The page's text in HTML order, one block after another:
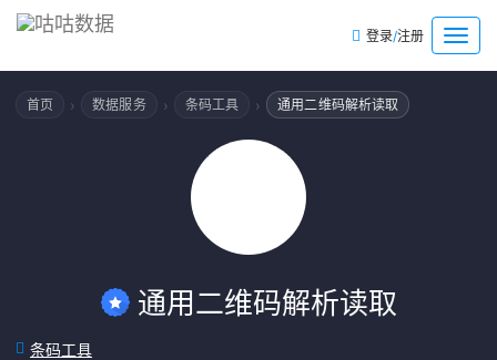
菜
单
登录/注册
首页 › 数据服务 › 条码工具 › 通用二维码解析读取
通用二维码解析读取
条码工具